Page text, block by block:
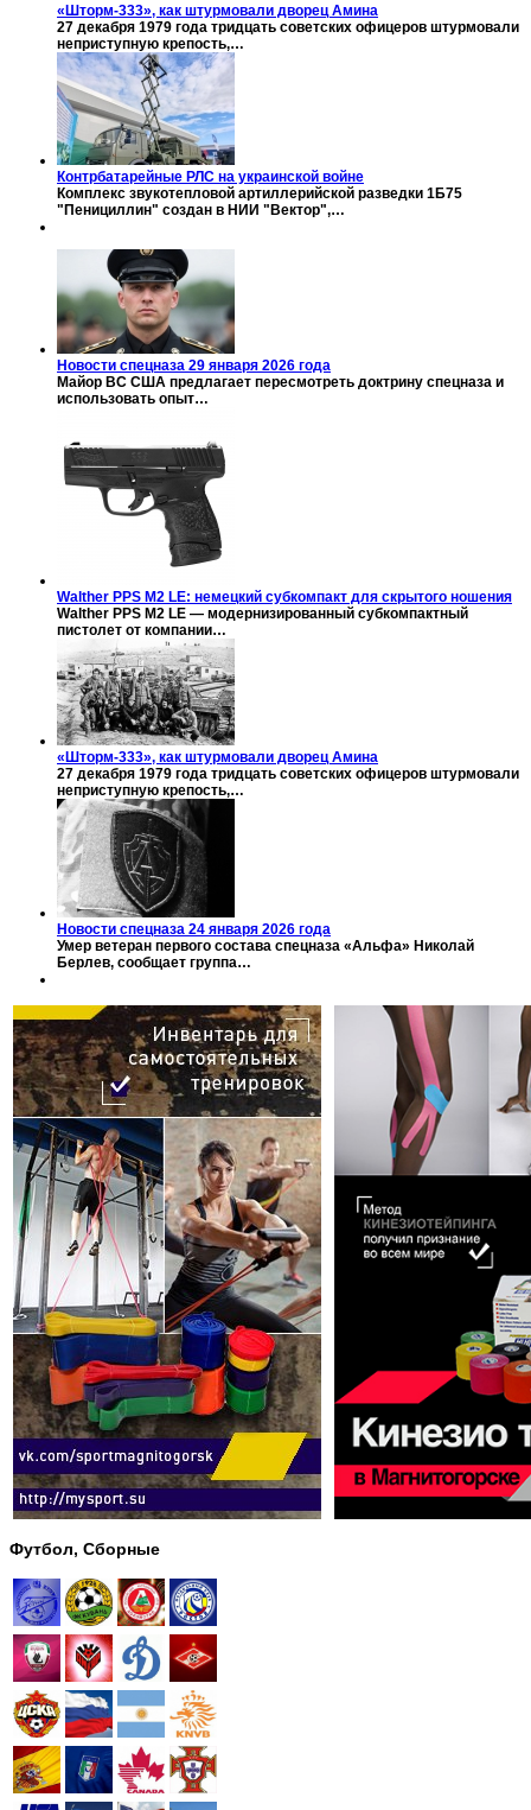
«Шторм-333», как штурмовали дворец Амина
27 декабря 1979 года тридцать советских офицеров штурмовали
неприступную крепость,…
Контрбатарейные РЛС на украинской войне
Комплекс звукотепловой артиллерийской разведки 1Б75
"Пенициллин" создан в НИИ "Вектор",…
Новости спецназа 29 января 2026 года
Майор ВС США предлагает пересмотреть доктрину спецназа и
использовать опыт…
Walther PPS M2 LE: немецкий субкомпакт для скрытого ношения
Walther PPS M2 LE — модернизированный субкомпактный
пистолет от компании…
«Шторм-333», как штурмовали дворец Амина
27 декабря 1979 года тридцать советских офицеров штурмовали
неприступную крепость,…
Новости спецназа 24 января 2026 года
Умер ветеран первого состава спецназа «Альфа» Николай
Берлев, сообщает группа…
Футбол, Сборные